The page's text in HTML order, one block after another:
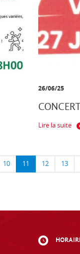
26/06/25
Lire la suite
10 11 12 13